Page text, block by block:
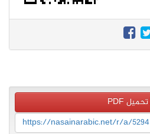
تحميل PDF
https://nasainarabic.net/r/a/5294